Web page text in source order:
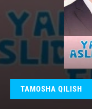
TAMOSHA QILISH